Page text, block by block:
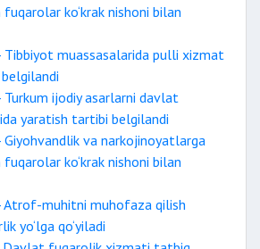
fuqarolar ko‘krak nishoni bilan
Tibbiyot muassasalarida pulli xizmat
ijodiy asarlarni davlat
yaratish tartibi belgilandi
va narkojinoyatlarga
fuqarolar ko‘krak nishoni bilan
Atrof-muhitni muhofaza qilish
yo‘lga qo‘yiladi